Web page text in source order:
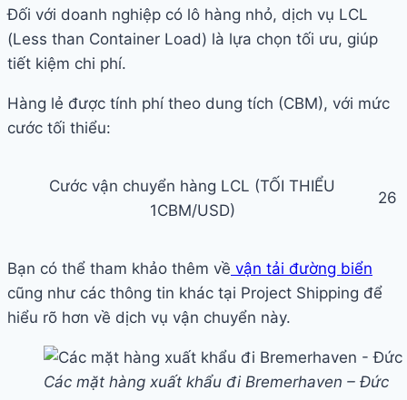
Đối với doanh nghiệp có lô hàng nhỏ, dịch vụ LCL
(Less than Container Load) là lựa chọn tối ưu, giúp
tiết kiệm chi phí.
Hàng lẻ được tính phí theo dung tích (CBM), với mức
cước tối thiểu:
Cước vận chuyển hàng LCL (TỐI THIỂU
1CBM/USD)
26
Bạn có thể tham khảo thêm về vận tải đường biển
cũng như các thông tin khác tại Project Shipping để
hiểu rõ hơn về dịch vụ vận chuyển này.
Các mặt hàng xuất khẩu đi Bremerhaven – Đức